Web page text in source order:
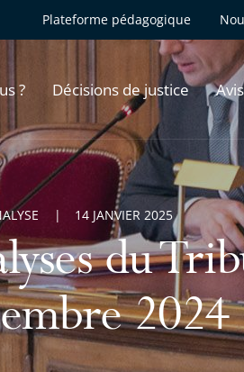
Plateforme pédagogique
? Décisions de justice
du
2024
14 JANVIER 2025